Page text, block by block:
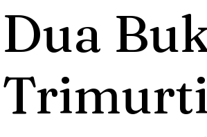
Dua
Trimurti